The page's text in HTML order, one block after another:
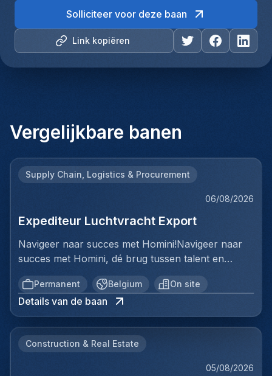
Link kopiëren
Solliciteer voor deze baan
Vergelijkbare banen
Supply Chain, Logistics & Procurement
06/08/2026
Expediteur Luchtvracht Export
Navigeer naar succes met Homini!Navigeer naar
succes met Homini, dé brug tussen talent en
uitmuntende opportuniteiten binnen de
arbeidsmarkt. Als voorloper in wervingsdiensten,
matchen we toptalent met topbedrijven in diverse
sectoren. Met onze expertise en toewijding streven
plaatsingen. Bij Homini staat elk individu centraal;
Permanent Belgium On site
Details van de baan
Construction & Real Estate
05/08/2026